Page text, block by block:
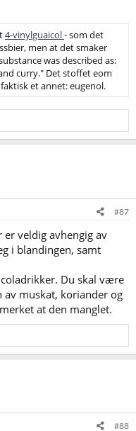
4-vinylguaicol- som det
men at det smaker
was described as:
curry." Det stoffet eom
et annet: eugenol.
#87
veldig avhengig av
i blandingen, samt
Du skal være
av muskat, koriander og
at den manglet.
#88